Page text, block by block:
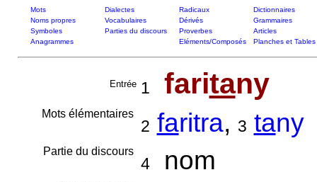
Mots Dialectes Radicaux
Dictionnaires
Noms propres
Vocabulaires Dérivés
Grammaires
Symboles
Parties du discours Proverbes
Articles
Anagrammes
Eléments/Composés Planches et Tables
Entrée 1 faritany
Mots élémentaires
2 faritra, 3 tany
Partie du discours
4nom